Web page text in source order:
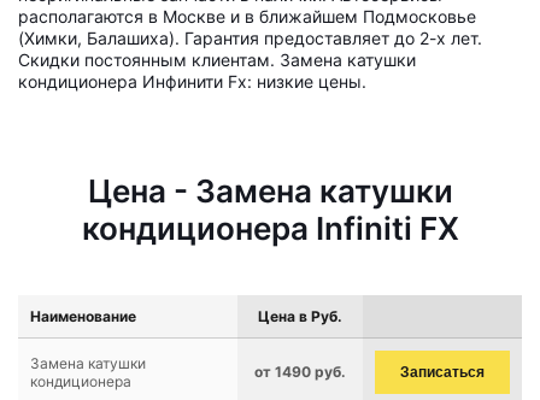
располагаются в Москве и в ближайшем Подмосковье
(Химки, Балашиха). Гарантия предоставляет до 2-х лет.
Скидки постоянным клиентам. Замена катушки
кондиционера Инфинити Fx: низкие цены.
Цена - Замена катушки
кондиционера Infiniti FX
Наименование Цена в Руб.
Замена катушки
кондиционера
от 1490 руб. Записаться